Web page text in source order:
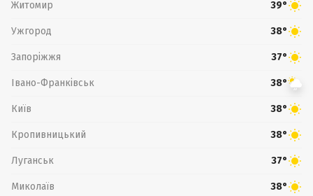
Житомир 39°
Ужгород 38°
Запоріжжя 37°
Івано-Франківськ 38°
Київ 38°
Кропивницький 38°
Луганськ 37°
Миколаїв 38°